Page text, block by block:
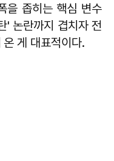
을 좁히는 핵심 변수
' 논란까지 겹치자 전
온 게 대표적이다.